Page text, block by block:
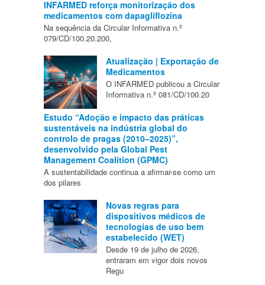
INFARMED reforça monitorização dos
medicamentos com dapagliflozina
Na sequência da Circular Informativa n.º
079/CD/100.20.200,
Atualização | Exportação de
Medicamentos
O INFARMED publicou a Circular
Informativa n.º 081/CD/100.20
Estudo “Adoção e impacto das práticas
sustentáveis na indústria global do
controlo de pragas (2010–2025)”,
desenvolvido pela Global Pest
Management Coalition (GPMC)
A sustentabilidade continua a afirmar-se como um
dos pilares
Novas regras para
dispositivos médicos de
tecnologias de uso bem
estabelecido (WET)
Desde 19 de julho de 2026,
entraram em vigor dois novos
Regu